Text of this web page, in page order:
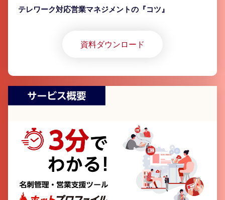
テレワーク対応営業マネジメントの『コツ』
資料ダウンロード